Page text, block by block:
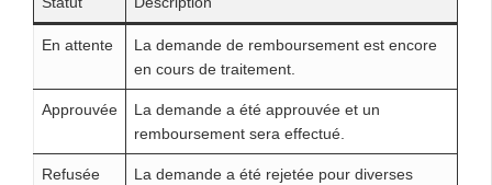
En attente
La demande de remboursement est encore
en cours de traitement.
Approuvée
La demande a été approuvée et un
remboursement sera effectué.
Refusée
La demande a été rejetée pour diverses